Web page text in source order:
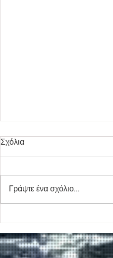
Κασσελάκη στο λιμάνι της
Σούδας
Σχόλια
Γράψτε ένα σχόλιο...